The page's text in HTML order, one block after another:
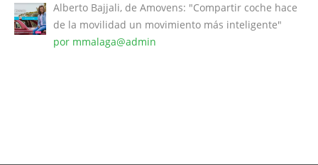
Alberto Bajjali, de Amovens: "Compartir coche hace
de la movilidad un movimiento más inteligente"
por mmalaga@admin